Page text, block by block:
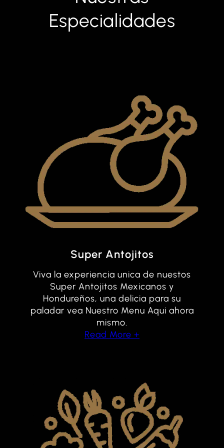
Especialidades
Super Antojitos
Viva la experiencia unica de nuestos
Super Antojitos Mexicanos y
Hondureños, una delicia para su
paladar vea Nuestro Menu Aqui ahora
mismo.
Read More +